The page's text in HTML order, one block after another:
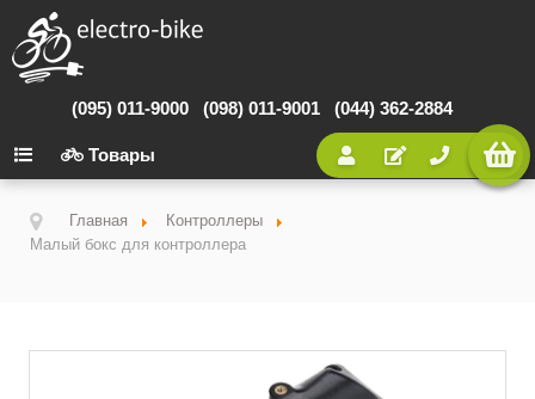
(095) 011-9000 (098) 011-9001 (044) 362-2884
Товары
Главная
Контроллеры
Малый бокс для контроллера